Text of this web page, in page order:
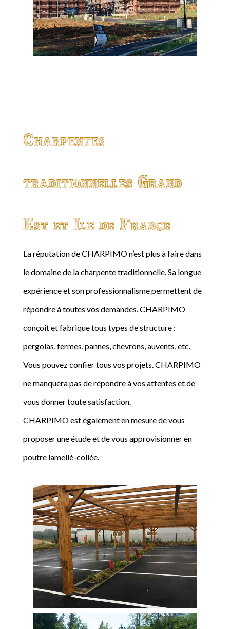
Charpentes
traditionnelles Grand
Est et Ile de France
La réputation de CHARPIMO n’est plus à faire dans
le domaine de la charpente traditionnelle. Sa longue
expérience et son professionnalisme permettent de
répondre à toutes vos demandes. CHARPIMO
conçoit et fabrique tous types de structure :
pergolas, fermes, pannes, chevrons, auvents, etc.
Vous pouvez confier tous vos projets. CHARPIMO
ne manquera pas de répondre à vos attentes et de
vous donner toute satisfaction.
CHARPIMO est également en mesure de vous
proposer une étude et de vous approvisionner en
poutre lamellé-collée.